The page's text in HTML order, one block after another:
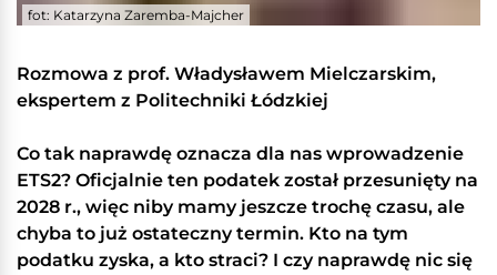
fot: Katarzyna Zaremba-Majcher
Rozmowa z prof. Władysławem Mielczarskim,
ekspertem z Politechniki Łódzkiej
Co tak naprawdę oznacza dla nas wprowadzenie
ETS2? Oficjalnie ten podatek został przesunięty na
2028 r., więc niby mamy jeszcze trochę czasu, ale
chyba to już ostateczny termin. Kto na tym
podatku zyska, a kto straci? I czy naprawdę nic się